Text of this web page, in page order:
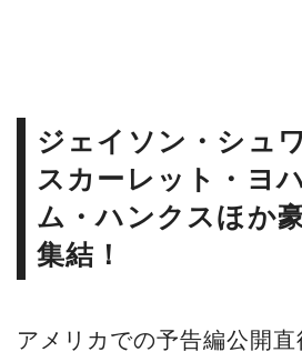
ジェイソン・シュ
スカーレット・ヨ
ム・ハンクスほか
集結！
アメリカでの予告編公開